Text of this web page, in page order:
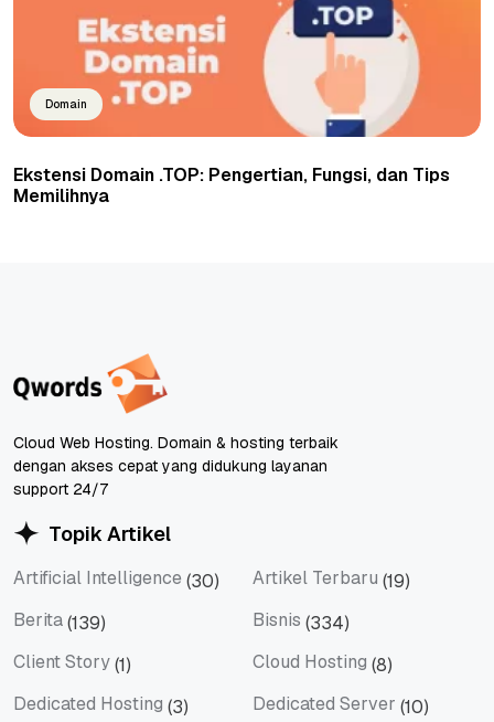
Domain
Ekstensi Domain .TOP: Pengertian, Fungsi, dan Tips
Memilihnya
Cloud Web Hosting. Domain & hosting terbaik
dengan akses cepat yang didukung layanan
support 24/7
Topik Artikel
Artificial Intelligence (30) Artikel Terbaru (19)
Berita(139) Bisnis (334)
Client Story(1) Cloud Hosting (8)
Dedicated Hosting (3) Dedicated Server (10)